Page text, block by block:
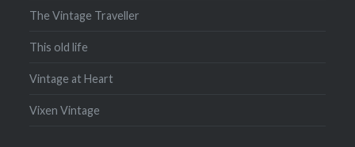
The Vintage Traveller
This old life
Vintage at Heart
Vixen Vintage